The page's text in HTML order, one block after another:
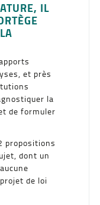
IL
et près
la
de formuler
propositions
dont un
de loi